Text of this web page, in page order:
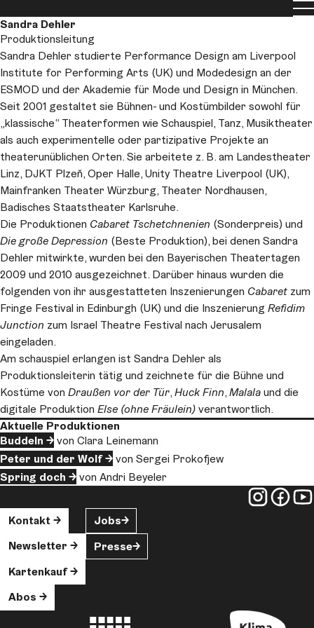
Sandra Dehler
Produktionsleitung
Sandra Dehler studierte Performance Design am Liverpool
Institute for Performing Arts (UK) und Modedesign an der
ESMOD und der Akademie für Mode und Design in München.
Seit 2001 gestaltet sie Bühnen- und Kostümbilder sowohl für
„klassische“ Theaterformen wie Schauspiel, Tanz, Musiktheater
als auch experimentelle oder partizipative Projekte an
theaterunüblichen Orten. Sie arbeitete z. B. am Landestheater
Linz, DJKT Plzeň, Oper Halle, Unity Theatre Liverpool (UK),
Mainfranken Theater Würzburg, Theater Nordhausen,
Badisches Staatstheater Karlsruhe.
Die Produktionen Cabaret Tschetchnenien (Sonderpreis) und
Die große Depression (Beste Produktion), bei denen Sandra
Dehler mitwirkte, wurden bei den Bayerischen Theatertagen
2009 und 2010 ausgezeichnet. Darüber hinaus wurden die
folgenden von ihr ausgestatteten Inszenierungen Cabaret zum
Fringe Festival in Edinburgh (UK) und die Inszenierung Refidim
Junction zum Israel Theatre Festival nach Jerusalem
eingeladen.
Am schauspiel erlangen ist Sandra Dehler als
Produktionsleiterin tätig und zeichnete für die Bühne und
Kostüme von Draußen vor der Tür,Huck Finn,Malalaund die
digitale Produktion Else (ohne Fräulein)verantwortlich.
Aktuelle Produktionen
Buddeln
von Clara Leinemann
Peter und der Wolf
von Sergei Prokofjew
Spring doch
von Andri Beyeler
Kontakt
Newsletter
Kartenkauf
Abos
Jobs
Presse